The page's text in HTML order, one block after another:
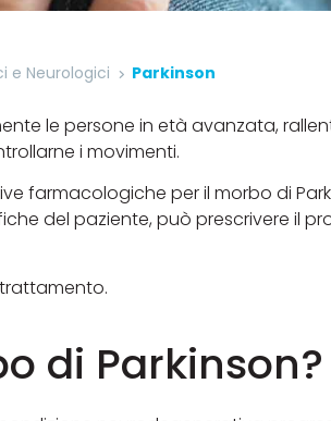
e Neurologici Parkinson
le persone in età avanzata,
i movimenti.
farmacologiche per il morbo di
del paziente, può prescrivere il
di Parkinson?